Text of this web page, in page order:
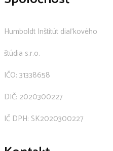
Humboldt Inštitút diaľkového
štúdia s.r.o.
IČO: 31338658
DIČ: 2020300227
IČ DPH: SK2020300227